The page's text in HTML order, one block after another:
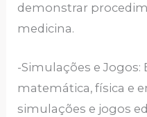
demonstrar
medicina.
-Simulações e
matemática, física e
simulações e jogos